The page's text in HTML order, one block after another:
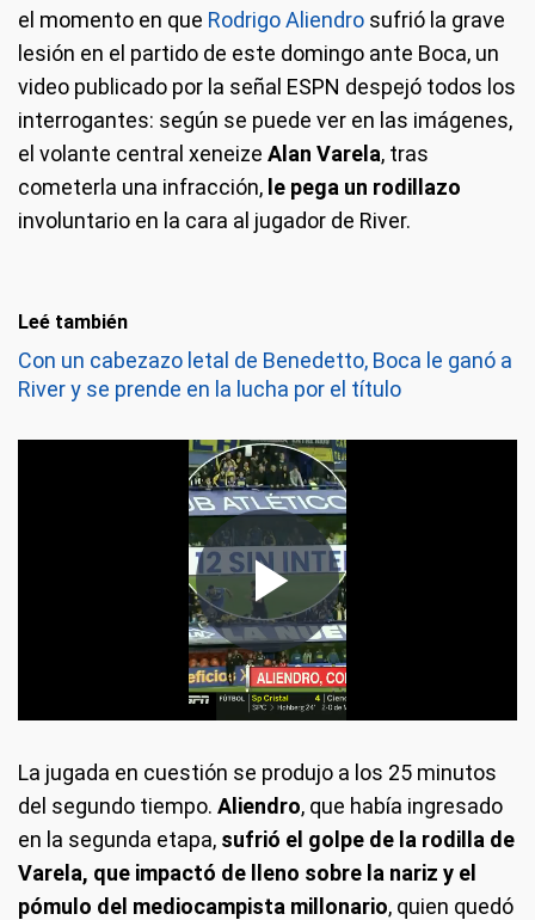
el momento en que Rodrigo Aliendro sufrió la grave
lesión en el partido de este domingo ante Boca, un
video publicado por la señal ESPN despejó todos los
interrogantes: según se puede ver en las imágenes,
el volante central xeneize Alan Varela, tras
cometerla una infracción, le pega un rodillazo
involuntario en la cara al jugador de River.
Leé también
Con un cabezazo letal de Benedetto, Boca le ganó a
River y se prende en la lucha por el título
La jugada en cuestión se produjo a los 25 minutos
del segundo tiempo. Aliendro, que había ingresado
en la segunda etapa, sufrió el golpe de la rodilla de
Varela, que impactó de lleno sobre la nariz y el
pómulo del mediocampista millonario, quien quedó